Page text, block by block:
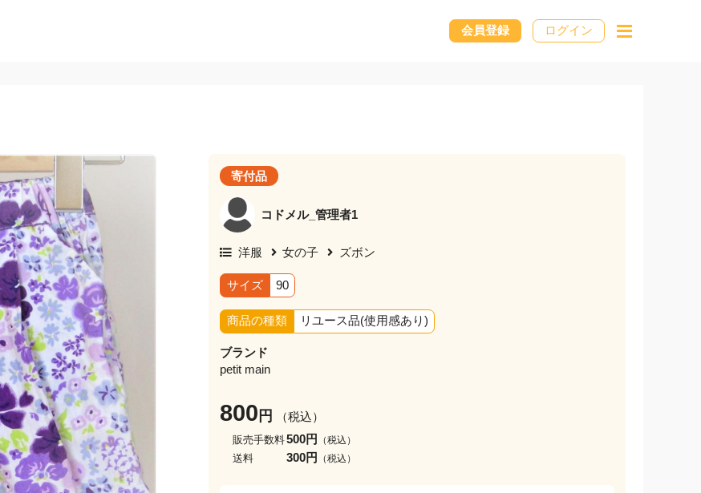
会員登録 ログイン
寄付品
コドメル_管理者1
洋服 女の子 ズボン
サイズ 90
商品の種類 リユース品(使用感あり)
ブランド
petit main
800 円 （税込）
販売手数料500円 （税込）
送料 300円 （税込）